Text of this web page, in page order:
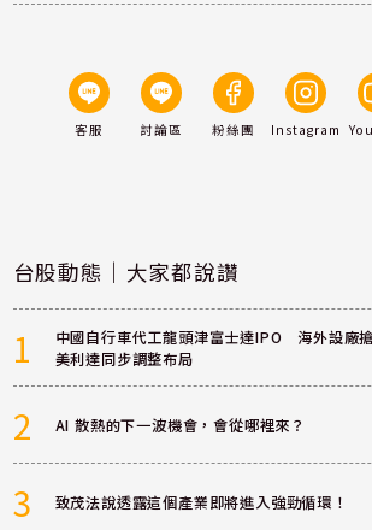
客服 討論區 粉絲團 Instagram
台股動態｜大家都說讚
1
中國自行車代工龍頭津富士達IPO 海外設廠
美利達同步調整布局
2 AI 散熱的下一波機會，會從哪裡來？
3 致茂法說透露這個產業即將進入強勁循環！